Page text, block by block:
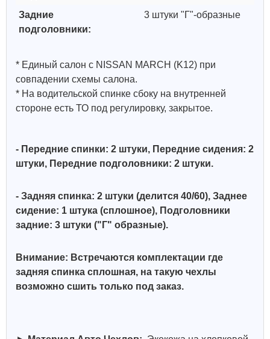
Задние
подголовники:
3 штуки "Г"-образные
* Единый салон с NISSAN MARCH (K12) при
совпадении схемы салона.
* На водительской спинке сбоку на внутренней
стороне есть ТО под регулировку, закрытое.
- Передние спинки: 2 штуки, Передние сидения: 2
штуки, Передние подголовники: 2 штуки.
- Задняя спинка: 2 штуки (делится 40/60), Заднее
сидение: 1 штука (сплошное), Подголовники
задние: 3 штуки ("Г" образные).
Внимание: Встречаются комплектации где
задняя спинка сплошная, на такую чехлы
возможно сшить только под заказ.